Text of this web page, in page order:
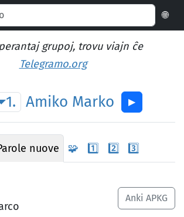
🌐
grupoj, trovu viajn ĉe
Telegramo.org
1. Amiko Marko ▶︎
nuove 🧩 1️⃣ 2️⃣ 3️⃣
Anki APKG